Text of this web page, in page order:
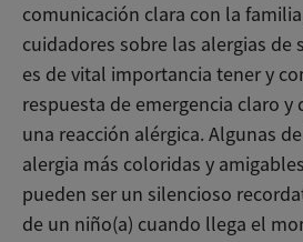
comunicación clara con la
cuidadores sobre las alergias de
es de vital importancia tener y
respuesta de emergencia claro y
una reacción alérgica. Algunas
alergia más coloridas y
pueden ser un silencioso
de un niño(a) cuando llega el